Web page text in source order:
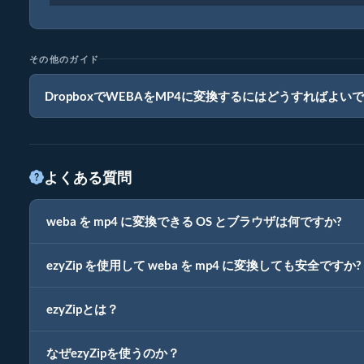
その他のガイド
DropboxでWEBAをMP4に変換するにはどうすればよい
よくある質問
weba を mp4 に変換できる OS とブラウザは何ですか?
ezyZip を使用して weba を mp4 に変換しても安全ですか?
ezyZipとは？
なぜezyZipを使うのか？